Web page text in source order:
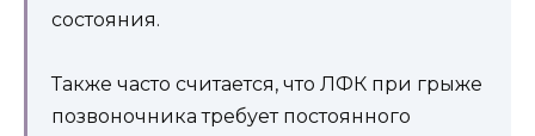
состояния.
Также часто считается, что ЛФК при грыже
позвоночника требует постоянного